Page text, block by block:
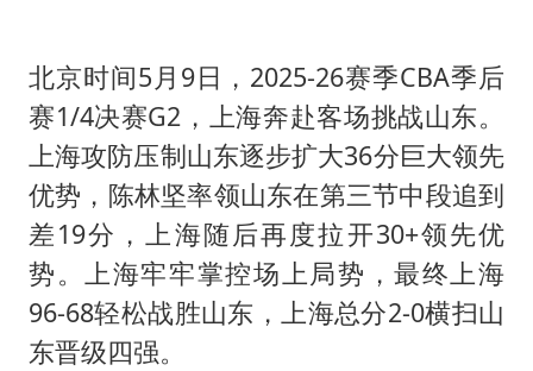
火把节震撼瞬间
台军“汉光秀”开场闹剧多
女子开一天一夜空调后二氧化碳中毒
“空调24小时开着更省电”不实
70多岁父亲独自坐车到上海看望女儿
男子杀人后逃进深山21年活得像野人
北京时间5月9日，2025-26赛季CBA季后
赛1/4决赛G2，上海奔赴客场挑战山东。
上海攻防压制山东逐步扩大36分巨大领先
优势， 陈林坚率领山东在第三节中段追到
差19分，上海随后再度拉开30+领先优
势。上海牢牢掌控场上局势，最终上海
96-68轻松战胜山东，上海总分2-0横扫山
东晋级四强。